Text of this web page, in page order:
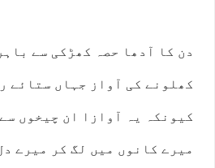
دن کا آدھا حصہ کھڑکی سے
کھلونے کی آواز جہاں ستائے
کیونکہ یہ آوازا ان چیخوں